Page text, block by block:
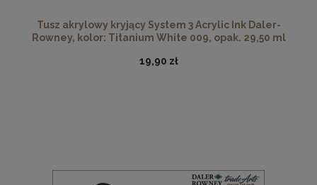
Tusz akrylowy kryjący System 3 Acrylic Ink Daler-
Rowney, kolor: Titanium White 009, opak. 29,50 ml
19,90 zł